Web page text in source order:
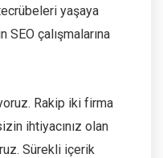
yaşaya
çalışmalarına
Rakip iki firma
ihtiyacınız olan
Sürekli içerik